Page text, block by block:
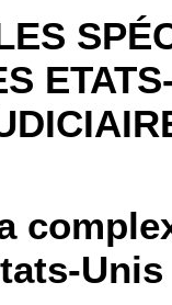
Unis